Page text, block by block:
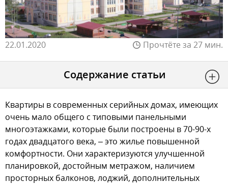
22.01.2020 Прочтёте за 27 мин.
Содержание статьи
Квартиры в современных серийных домах, имеющих
очень мало общего с типовыми панельными
многоэтажками, которые были построены в 70-90-х
годах двадцатого века, – это жилье повышенной
комфортности. Они характеризуются улучшенной
планировкой, достойным метражом, наличием
просторных балконов, лоджий, дополнительных